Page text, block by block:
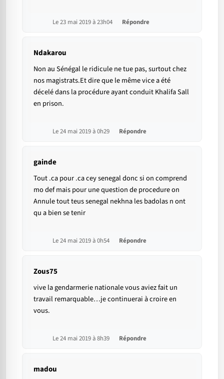
Le 23 mai 2019 à 23h04 Répondre
Ndakarou
Non au Sénégal le ridicule ne tue pas, surtout chez
nos magistrats.Et dire que le même vice a été
décelé dans la procédure ayant conduit Khalifa Sall
en prison.
Le 24 mai 2019 à 0h29 Répondre
gainde
Tout .ca pour .ca cey senegal donc si on comprend
mo def mais pour une question de procedure on
Annule tout teus senegal nekhna les badolas n ont
qu a bien se tenir
Le 24 mai 2019 à 0h54 Répondre
Zous75
vive la gendarmerie nationale vous aviez fait un
travail remarquable…je continuerai à croire en
vous.
Le 24 mai 2019 à 8h39 Répondre
madou